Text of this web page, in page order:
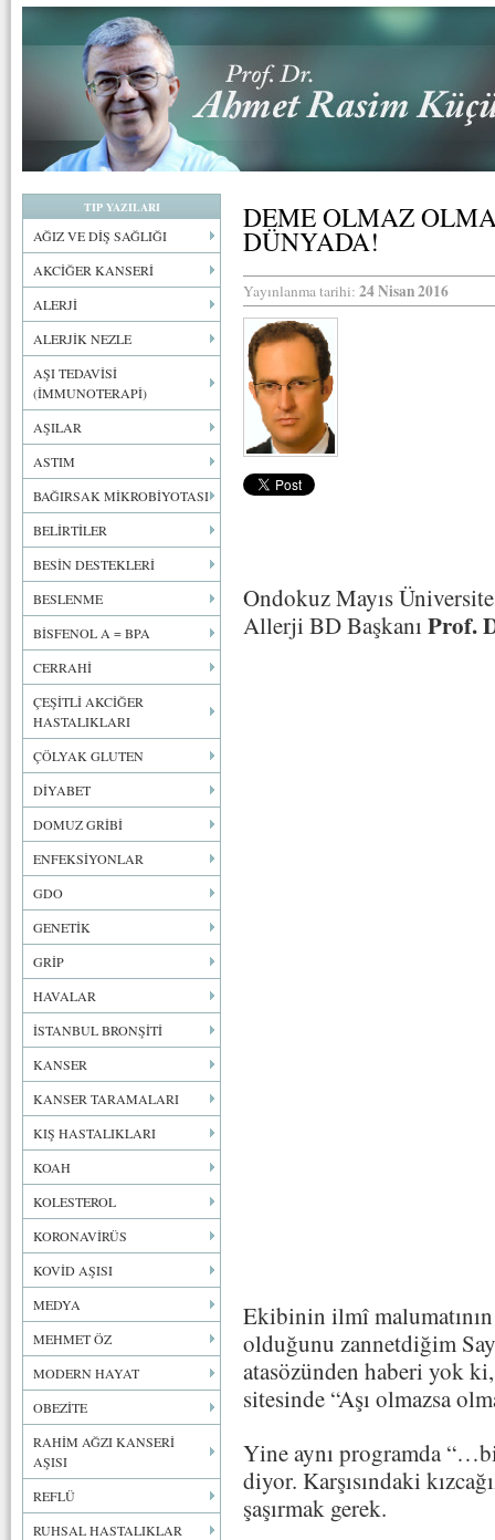
TIP YAZILARI
AĞIZ VE DİŞ SAĞLIĞI
AKCİĞER KANSERİ
ALERJİ
ALERJİK NEZLE
AŞI TEDAVİSİ
(İMMUNOTERAPİ)
AŞILAR
ASTIM
BAĞIRSAK MİKROBİYOTASI
BELİRTİLER
BESİN DESTEKLERİ
BESLENME
BİSFENOL A = BPA
CERRAHİ
ÇEŞİTLİ AKCİĞER
HASTALIKLARI
ÇÖLYAK GLUTEN
DİYABET
DOMUZ GRİBİ
ENFEKSİYONLAR
GDO
GENETİK
GRİP
HAVALAR
İSTANBUL BRONŞİTİ
KANSER
KANSER TARAMALARI
KIŞ HASTALIKLARI
KOAH
KOLESTEROL
KORONAVİRÜS
KOVİD AŞISI
MEDYA
MEHMET ÖZ
MODERN HAYAT
OBEZİTE
RAHİM AĞZI KANSERİ
AŞISI
REFLÜ
RUHSAL HASTALIKLAR
DEME OLMAZ
DÜNYADA!
Yayınlanma tarihi: 24 Nisan 2016
Ondokuz Mayıs
Allerji BD Başkanı Prof.
Ekibinin ilmî malumatının
olduğunu zannetdiğim
atasözünden haberi yok
sitesinde “Aşı olmazsa
Yine aynı programda
diyor. Karşısındaki
şaşırmak gerek.